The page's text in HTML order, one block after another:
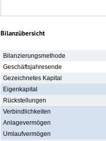
Bilanzübersicht
Bilanzierungsmethode
Geschäftsjahresende
Gezeichnetes Kapital
Eigenkapital
Rückstellungen
Verbindlichkeiten
Anlagevermögen
Umlaufvermögen